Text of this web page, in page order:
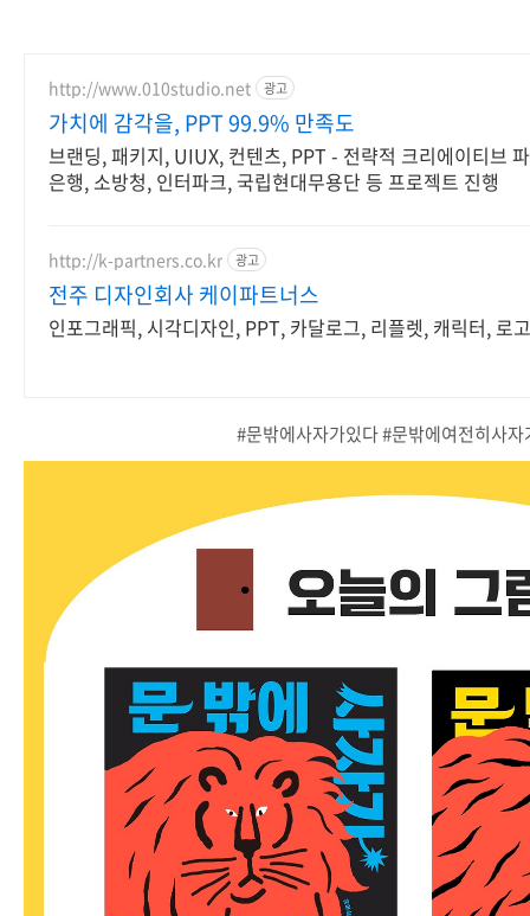
http://www.010studio.net 광고
가치에 감각을, PPT 99.9% 만족도
브랜딩, 패키지, UIUX, 컨텐츠, PPT - 전략적 크리에이티브
은행, 소방청, 인터파크, 국립현대무용단 등 프로젝트 진행
http://k-partners.co.kr 광고
전주 디자인회사 케이파트너스
인포그래픽, 시각디자인, PPT, 카달로그, 리플렛, 캐릭터, 로
#문밖에사자가있다 #문밖에여전히사자